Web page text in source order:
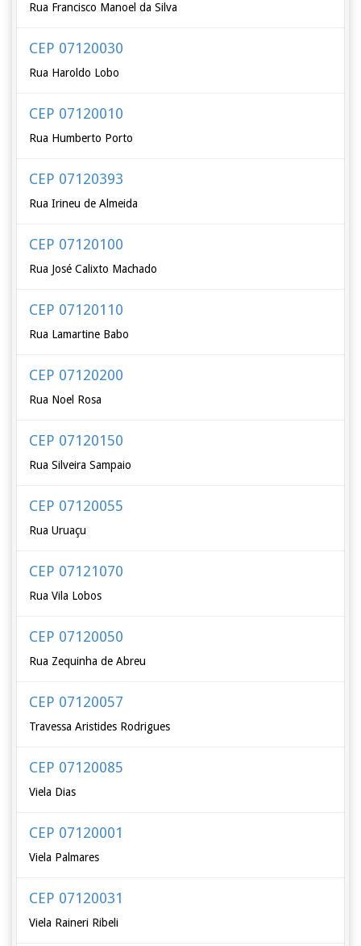
Rua Francisco Manoel da Silva
CEP 07120030
Rua Haroldo Lobo
CEP 07120010
Rua Humberto Porto
CEP 07120393
Rua Irineu de Almeida
CEP 07120100
Rua José Calixto Machado
CEP 07120110
Rua Lamartine Babo
CEP 07120200
Rua Noel Rosa
CEP 07120150
Rua Silveira Sampaio
CEP 07120055
Rua Uruaçu
CEP 07121070
Rua Vila Lobos
CEP 07120050
Rua Zequinha de Abreu
CEP 07120057
Travessa Aristides Rodrigues
CEP 07120085
Viela Dias
CEP 07120001
Viela Palmares
CEP 07120031
Viela Raineri Ribeli